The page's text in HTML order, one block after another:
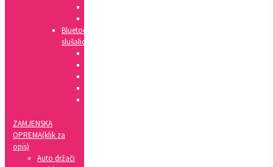
Bluetooth
slušalice
ZAMJENSKA
OPREMA(klik za
opis)
Auto držači